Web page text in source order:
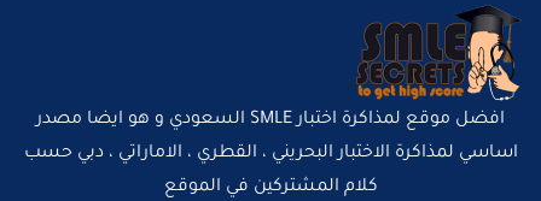
افضل موقع لمذاكرة اختبار SMLE السعودي و هو ايضا مصدر
اساسي لمذاكرة الاختبار البحريني ، القطري ، الاماراتي ، دبي حسب
كلام المشتركين في الموقع